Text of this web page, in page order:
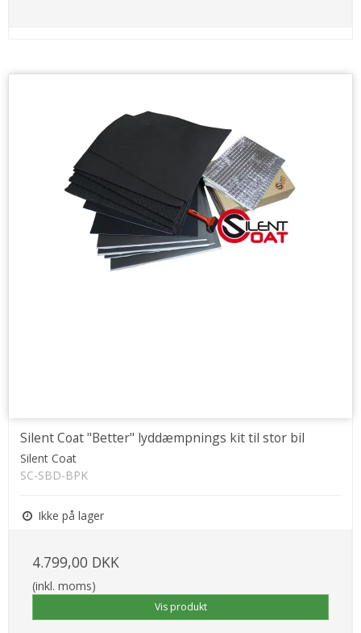
Silent Coat "Better" lyddæmpnings kit til stor bil
Silent Coat
SC-SBD-BPK
Ikke på lager
4.799,00 DKK
(inkl. moms)
Vis produkt